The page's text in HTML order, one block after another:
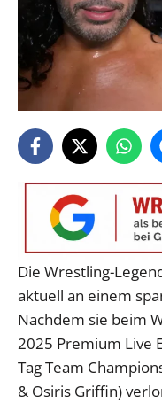
Die Wrestling-
aktuell an einem
Nachdem sie beim
2025 Premium Live
Tag Team
& Osiris Griffin)